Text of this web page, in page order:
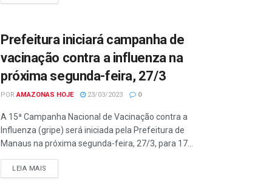
Prefeitura iniciará campanha de
vacinação contra a influenza na
próxima segunda-feira, 27/3
POR AMAZONAS HOJE 23/03/2023 0
A 15ª Campanha Nacional de Vacinação contra a
Influenza (gripe) será iniciada pela Prefeitura de
Manaus na próxima segunda-feira, 27/3, para 17...
LEIA MAIS